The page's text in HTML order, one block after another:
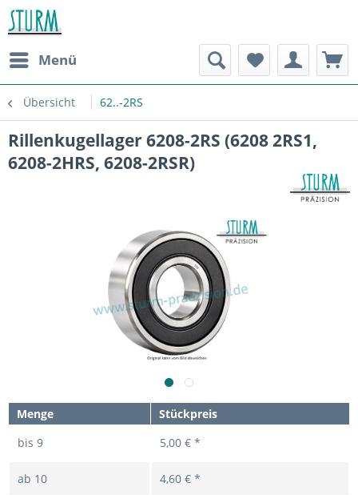
Menü
Übersicht 62..-2RS
Rillenkugellager 6208-2RS (6208 2RS1,
6208-2HRS, 6208-2RSR)
Menge
Stückpreis
bis 9 5,00 € *
ab 10 4,60 € *